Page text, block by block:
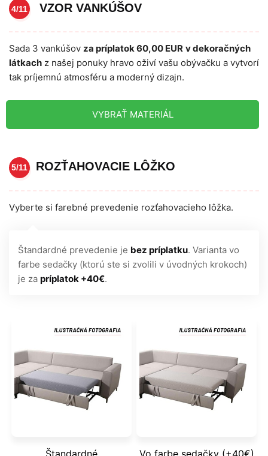
4/11 VZOR VANKÚŠOV
Sada 3 vankúšov za príplatok 60,00 EUR v dekoračných
látkach z našej ponuky hravo oživí vašu obývačku a vytvorí
tak príjemnú atmosféru a moderný dizajn.
VYBRAŤ MATERIÁL
5/11 ROZŤAHOVACIE LÔŽKO
Vyberte si farebné prevedenie rozťahovacieho lôžka.
Štandardné prevedenie je bez príplatku. Varianta vo
farbe sedačky (ktorú ste si zvolili v úvodných krokoch)
je za príplatok +40€.